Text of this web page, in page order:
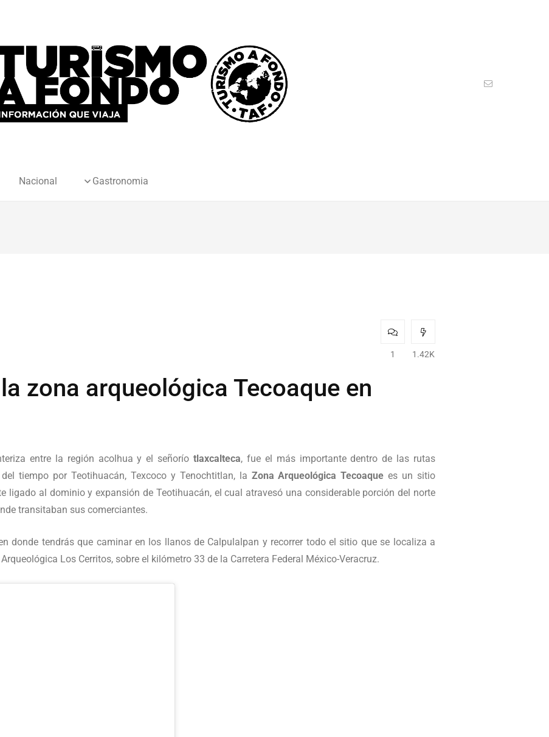
Nacional Gastronomia
1 1.42K
zona arqueológica Tecoaque en
entre la región acolhua y el señoríotlaxcalteca, fue el más importante dentro de las rutas
tiempo por Teotihuacán, Texcoco y Tenochtitlan, la Zona Arqueológica Tecoaque es un sitio
ligado al dominio y expansión de Teotihuacán, el cual atravesó una considerable porción del norte
transitaban sus comerciantes.
donde tendrás que caminar en los llanos de Calpulalpan y recorrer todo el sitio que se localiza a
Los Cerritos, sobre el kilómetro 33 de la Carretera Federal México-Veracruz.